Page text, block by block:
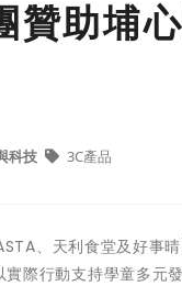
贊助埔
科技 3C產品
、天利食堂及好事
際行動支持學童多元